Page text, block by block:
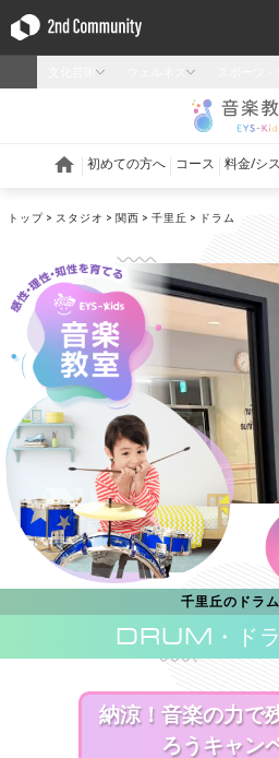
トップ スタジオ 関西 千里丘 ドラム
千里丘のドラ
DRUM ・ド
納涼！音楽の力で
ろうキャン